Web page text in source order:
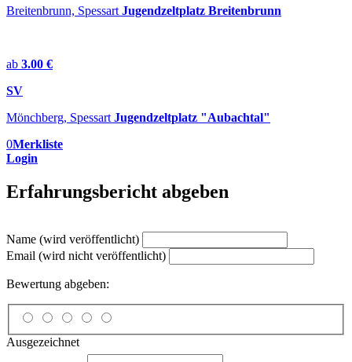
Breitenbrunn, Spessart Jugendzeltplatz Breitenbrunn
ab 3.00 €
SV
Mönchberg, Spessart Jugendzeltplatz "Aubachtal"
0Merkliste
Login
Erfahrungsbericht abgeben
Name (wird veröffentlicht)
Email (wird nicht veröffentlicht)
Bewertung abgeben:
Ausgezeichnet